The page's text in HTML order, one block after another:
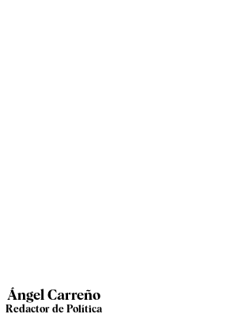
Ángel Carreño
Redactor de Política